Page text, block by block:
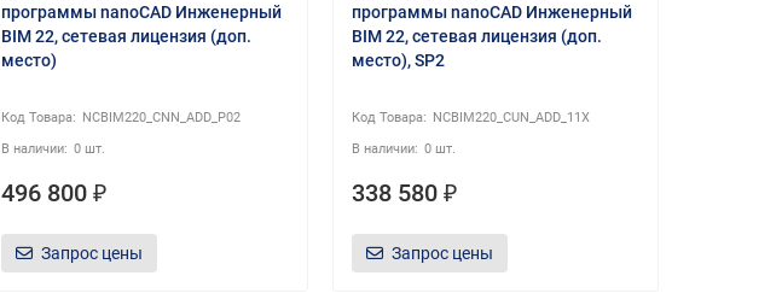
программы nanoCAD Инженерный
BIM 22, сетевая лицензия (доп.
место)
NCBIM220_CNN_ADD_P02
0 шт.
496 800 ₽
Запрос цены
программы nanoCAD Инженерный
BIM 22, сетевая лицензия (доп.
место), SP2
NCBIM220_CUN_ADD_11X
0 шт.
338 580 ₽
Запрос цены